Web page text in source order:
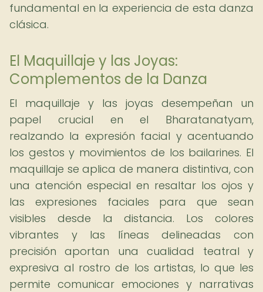
fundamental en la experiencia de esta danza
clásica.
El Maquillaje y las Joyas:
Complementos de la Danza
El maquillaje y las joyas desempeñan un
papel crucial en el Bharatanatyam,
realzando la expresión facial y acentuando
los gestos y movimientos de los bailarines. El
maquillaje se aplica de manera distintiva, con
una atención especial en resaltar los ojos y
las expresiones faciales para que sean
visibles desde la distancia. Los colores
vibrantes y las líneas delineadas con
precisión aportan una cualidad teatral y
expresiva al rostro de los artistas, lo que les
permite comunicar emociones y narrativas